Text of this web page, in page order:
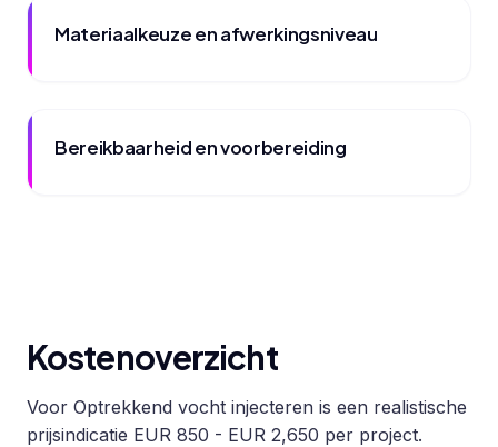
Materiaalkeuze en afwerkingsniveau
Bereikbaarheid en voorbereiding
Kostenoverzicht
Voor Optrekkend vocht injecteren is een realistische
prijsindicatie EUR 850 - EUR 2,650 per project.